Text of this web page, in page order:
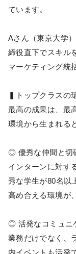
ています。
Aさん（東京大学
締役直下でスキル
マーケティング統
▍トップクラスの
最高の成果は、最
環境から生まれる
◎ 優秀な仲間と切
インターンに対す
秀な学生が80名以
高め合える環境が
◎ 活発なコミュニ
業務だけでなく、
内イベントも活発